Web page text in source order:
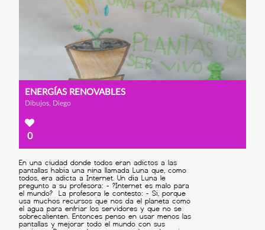
ENERGÍAS RENOVABLES
Dibujos, Diego
0